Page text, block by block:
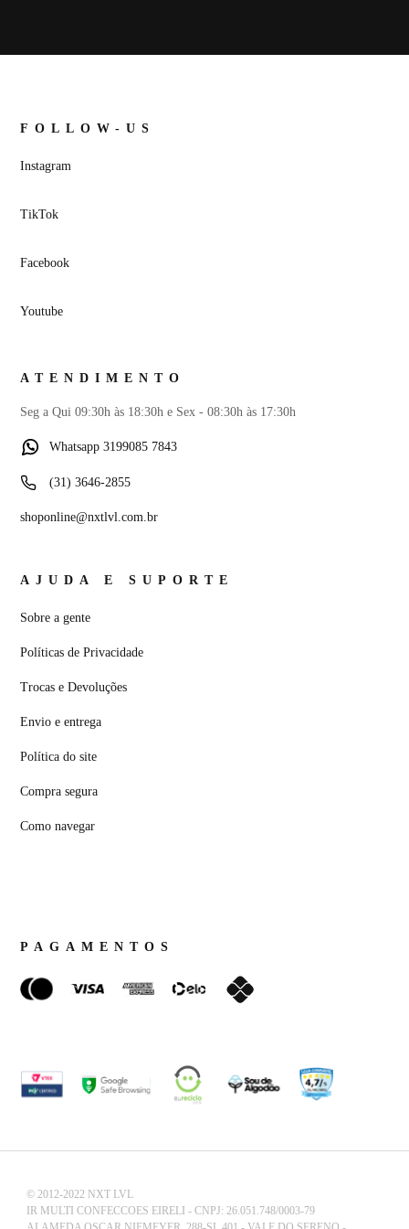
FOLLOW-US
Instagram
TikTok
Facebook
Youtube
ATENDIMENTO
Seg a Qui 09:30h às 18:30h e Sex - 08:30h às 17:30h
Whatsapp 3199085 7843
(31) 3646-2855
shoponline@nxtlvl.com.br
AJUDA E SUPORTE
Sobre a gente
Políticas de Privacidade
Trocas e Devoluções
Envio e entrega
Política do site
Compra segura
Como navegar
PAGAMENTOS
© 2012-2022 NXT LVL
IR MULTI CONFECCOES EIRELI - CNPJ: 26.051.748/0003-79